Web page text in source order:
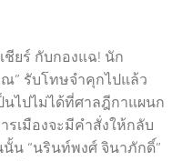
ชียร์ กับกองแฉ! นัก
” รับโทษจำคุกไปแล้ว
ไปไม่ได้ที่ศาลฎีกาแผนก
เมืองจะมีคำสั่งให้กลับ
น “นรินท์พงศ์ จินาภักดิ์”